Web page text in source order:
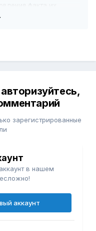
факта их
родителя не
зарегистрированные
в нашем
аккаунт